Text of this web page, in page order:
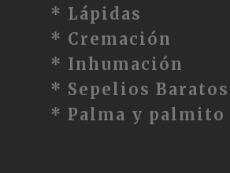
* Lápidas
* Cremación
* Inhumación
* Sepelios Baratos
* Palma y palmito